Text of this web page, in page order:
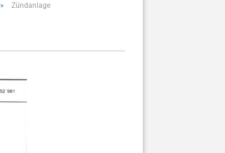
» Zündanlage